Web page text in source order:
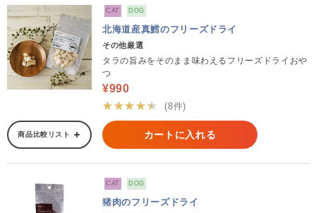
CAT DOG
北海道産真鱈のフリーズドライ
その他厳選
タラの旨みをそのまま味わえるフリーズドライおや
つ
¥990
★★★★★
(8件)
商品比較リスト カートに入れる
CAT DOG
猪肉のフリーズドライ